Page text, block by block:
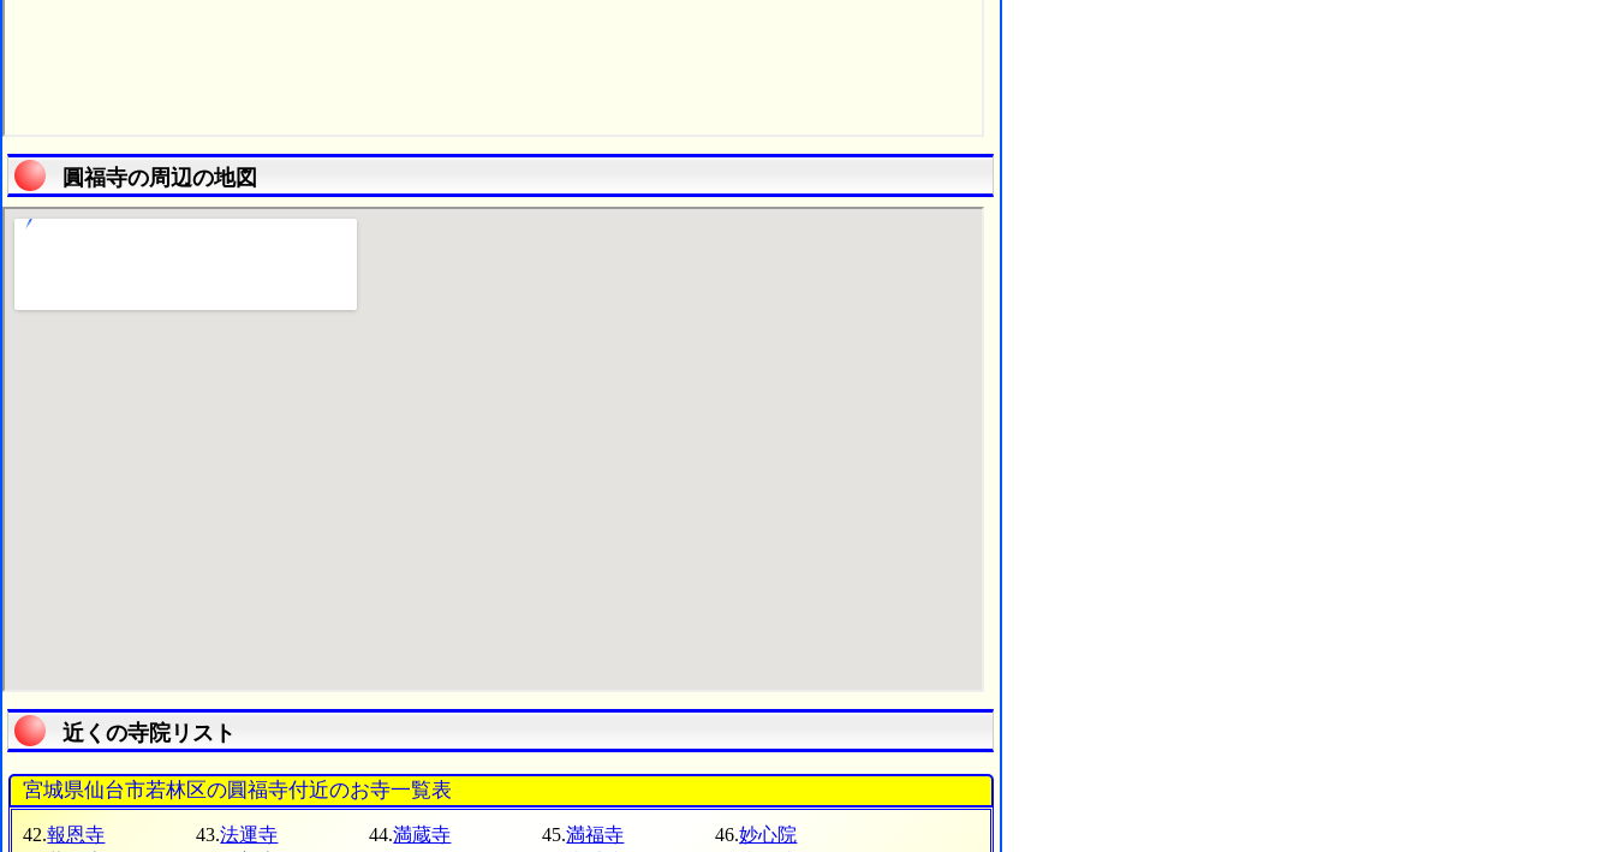
圓福寺の周辺の地図
近くの寺院リスト
宮城県仙台市若林区の圓福寺付近のお寺一覧表
42.報恩寺 43.法運寺 44.満蔵寺 45.満福寺 46.妙心院